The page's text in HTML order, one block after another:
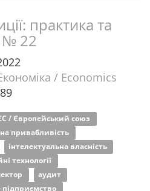
практика та
№ 22
/ Economics
/ Європейський союз
привабливість
інтелектуальна власність
технології
аудит